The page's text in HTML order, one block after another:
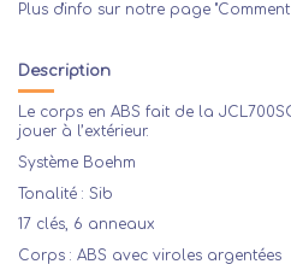
Plus d'info sur notre page
Description
Le corps en ABS fait de la
jouer à l’extérieur.
Système Boehm
Tonalité : Sib
17 clés, 6 anneaux
Corps : ABS avec viroles argentées